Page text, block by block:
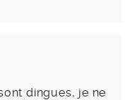
dingues, je ne